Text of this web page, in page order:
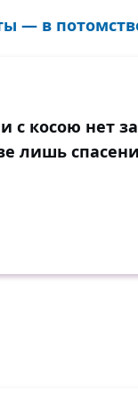
— в
с косою нет
лишь